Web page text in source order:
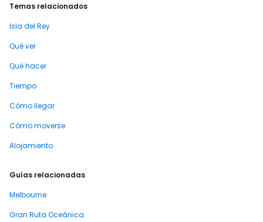
Temas relacionados
Isla del Rey
Qué ver
Qué hacer
Tiempo
Cómo llegar
Cómo moverse
Alojamiento
Guías relacionadas
Melbourne
Gran Ruta Oceánica